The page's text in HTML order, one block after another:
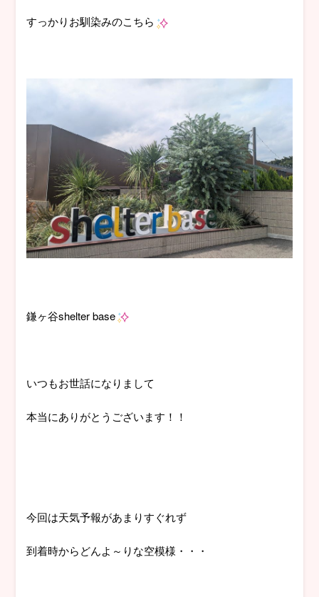
すっかりお馴染みのこちら
鎌ヶ谷shelter base
いつもお世話になりまして
本当にありがとうございます！！
今回は天気予報があまりすぐれず
到着時からどんよ～りな空模様・・・